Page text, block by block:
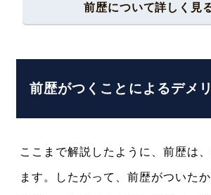
前歴について詳しく見
前歴がつくことによるデメ
ここまで解説したように、前歴は
ます。したがって、前歴がついた